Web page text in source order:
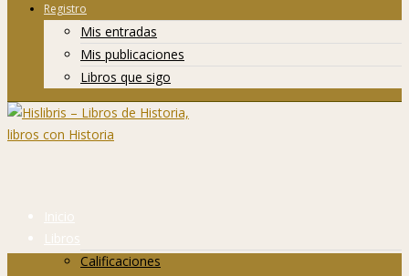
Registro
Mis entradas
Mis publicaciones
Libros que sigo
Inicio
Libros
Calificaciones